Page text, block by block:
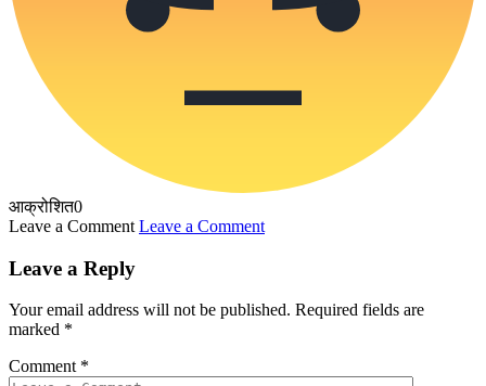
आक्रोशित0
Leave a Comment Leave a Comment
Leave a Reply
Your email address will not be published. Required fields are
marked *
Comment *